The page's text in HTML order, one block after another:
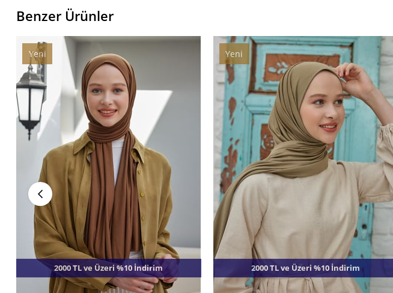
Benzer Ürünler
Yeni
Ürün
2000 TL ve Üzeri %10 İndirim
Yeni
Ürün
2000 TL ve Üzeri %10 İndirim